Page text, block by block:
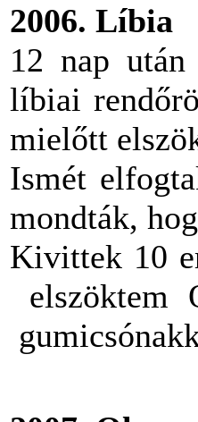
2006. Líbia
12 nap
líbiai
mielőtt
Ismét
mondták,
Kivittek 10
elszöktem